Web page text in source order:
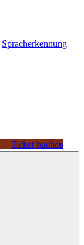
Spracherkennung
Ticket buchen